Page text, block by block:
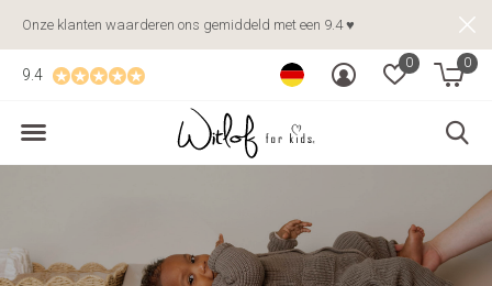
0 0
9.4
Onze klanten waarderen ons gemiddeld met een 9.4 ♥